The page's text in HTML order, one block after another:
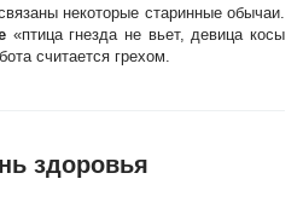
некоторые старинные обычаи.
«птица гнезда не вьет, девица косы
считается грехом.
здоровья